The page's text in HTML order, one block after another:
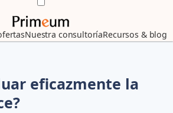
Nuestra consultoríaRecursos & blog
eficazmente la